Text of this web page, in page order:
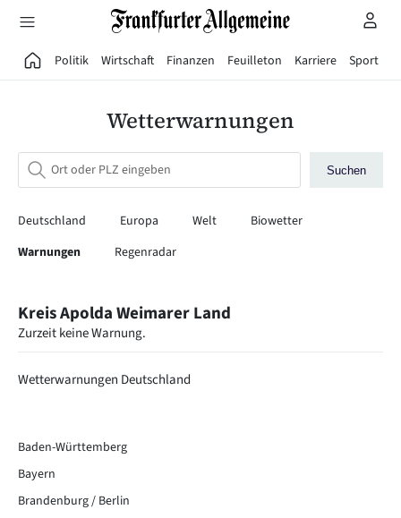
Direkt zum Hauptinhalt
Politik Wirtschaft Finanzen Feuilleton Karriere Sport
Wetterwarnungen
Suchen
Deutschland Europa Welt
Biowetter
Warnungen
Regenradar
Kreis Apolda Weimarer Land
Zurzeit keine Warnung.
Wetterwarnungen Deutschland
Baden-Württemberg
Bayern
Brandenburg / Berlin